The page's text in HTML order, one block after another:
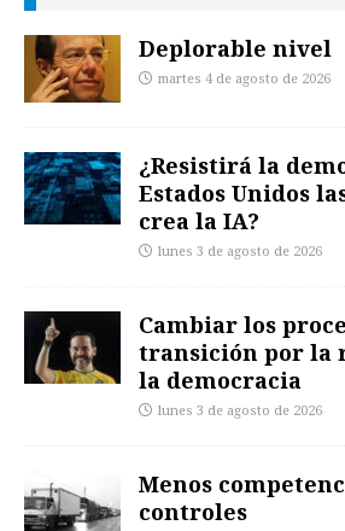
Deplorable nivel
martes 4 de agosto de 2026
¿Resistirá la
Estados Unidos
crea la IA?
lunes 3 de agosto de 2026
Cambiar los
transición por la
la democracia
lunes 3 de agosto de 2026
Menos
controles